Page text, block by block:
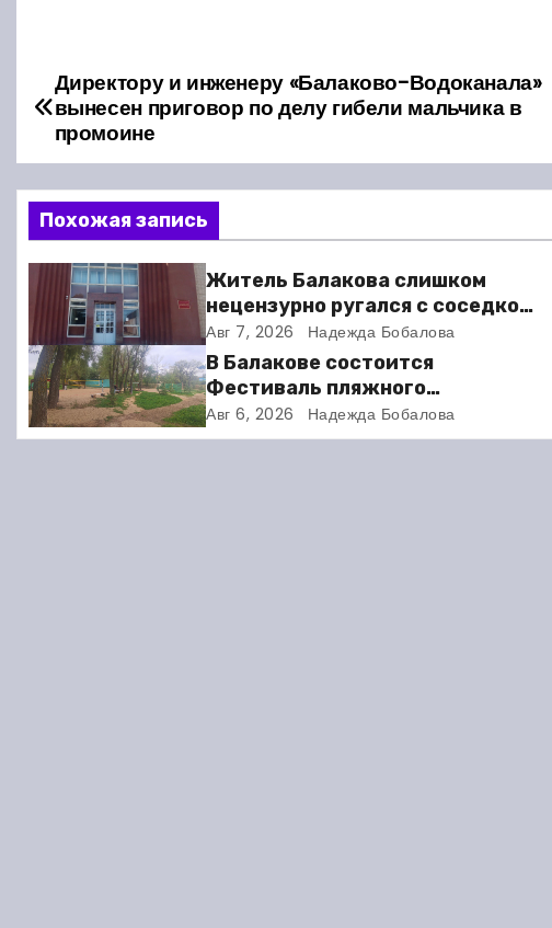
Н
в
и
г
а
ц
и
Директору и инженеру «Балаково-Водоканала»
вынесен приговор по делу гибели мальчика в
промоине
Похожая запись
Житель Балакова слишком
нецензурно ругался с соседкой
и получил двое суток ареста
Авг 7, 2026 Надежда Бобалова
В Балакове состоится
Фестиваль пляжного
волейбола
Авг 6, 2026 Надежда Бобалова